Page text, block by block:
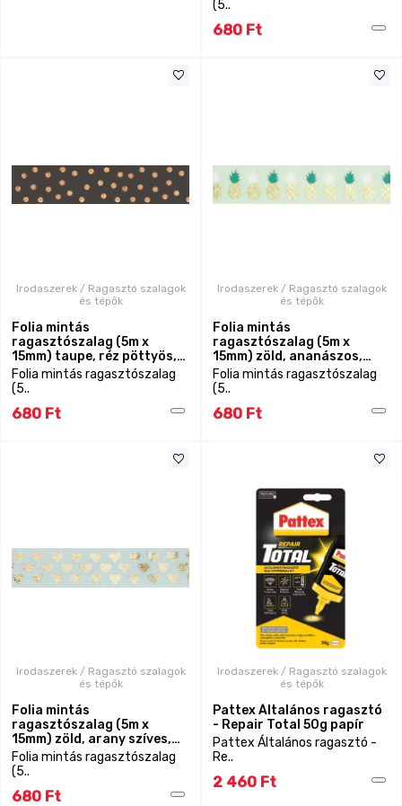
(5..
680 Ft
Irodaszerek / Ragasztó szalagok
és tépők
Folia mintás
ragasztószalag (5m x
15mm) taupe, réz pöttyös,
Washi Tape
Folia mintás ragasztószalag
(5..
680 Ft
Irodaszerek / Ragasztó szalagok
és tépők
Folia mintás
ragasztószalag (5m x
15mm) zöld, ananászos,
Washi Tape
Folia mintás ragasztószalag
(5..
680 Ft
Irodaszerek / Ragasztó szalagok
és tépők
Folia mintás
ragasztószalag (5m x
15mm) zöld, arany szíves,
Washi Tape
Folia mintás ragasztószalag
(5..
680 Ft
Irodaszerek / Ragasztó szalagok
és tépők
Pattex Általános ragasztó
- Repair Total 50g papír
Pattex Általános ragasztó -
Re..
2 460 Ft